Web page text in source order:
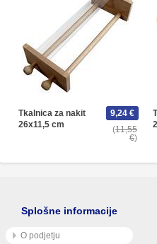
Tkalnica za nakit
26x11,5 cm
11,55
€
9,24 €
Splošne informacije
O podjetju